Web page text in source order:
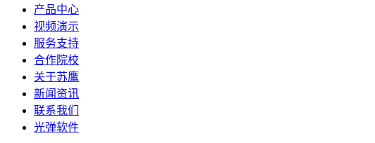
产品中心
视频演示
服务支持
合作院校
关于苏鹰
新闻资讯
联系我们
光弹软件